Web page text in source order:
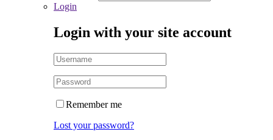
Login
Login with your site account
Remember me
Lost your password?